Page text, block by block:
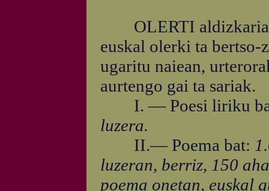
OLERTI
euskal olerki ta bertso-
ugaritu naiean,
aurtengo gai ta sariak.
I. — Poesi liriku
luzera.
II.— Poema bat:
luzeran, berriz, 150
poema onetan, euskal